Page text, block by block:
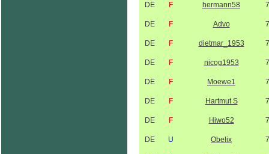
DE F hermann58
DE F Advo
DE F dietmar_1953
DE F nicog1953
DE F Moewe1
DE F Hartmut S
DE F Hiwo52
DE U Obelix